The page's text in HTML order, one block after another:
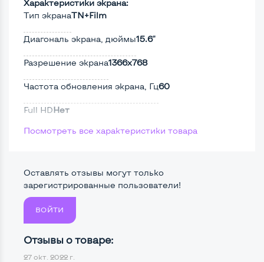
Характеристики экрана:
Тип экранаTN+Film
Диагональ экрана, дюймы15.6"
Разрешение экрана1366x768
Частота обновления экрана, Гц60
Full HDНет
Сенсорный, touch экранНет
Мощность:
ПроцессорIntel Core i3-3110M
Количество ядер / потоков
Посмотреть все характеристики товара
Оставлять отзывы могут только
зарегистрированные пользователи!
ВОЙТИ
Отзывы о товаре:
27 окт. 2022 г.